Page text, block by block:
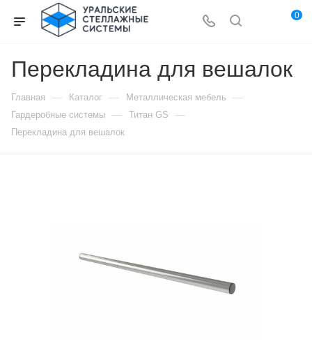
0
Перекладина для вешалок
Главная — Каталог — Металлическая мебель —
Гардеробные системы — Титан GS —
Перекладина для вешалок